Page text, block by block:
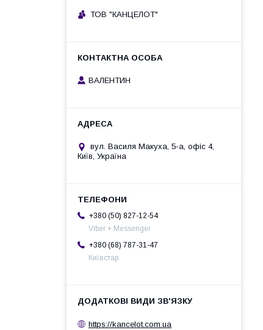
ТОВ "КАНЦЕЛОТ"
ВАЛЕНТИН
вул. Василя Макуха, 5-а, офіс 4,
Київ, Україна
+380 (50) 827-12-54
Viber + Messenger
+380 (68) 787-31-47
Київстар
https://kancelot.com.ua